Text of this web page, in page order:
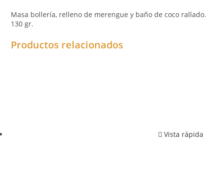
Masa bollería, relleno de merengue y baño de coco rallado.
130 gr.
Productos relacionados
Vista rápida